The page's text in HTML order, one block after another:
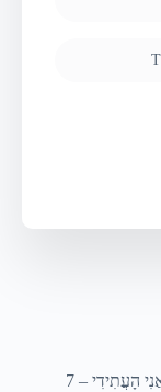
הי אהובים, וברוכים הבאים אהובים להַרְצָאַת “אֲנִי הָעֲתִידִי – 7